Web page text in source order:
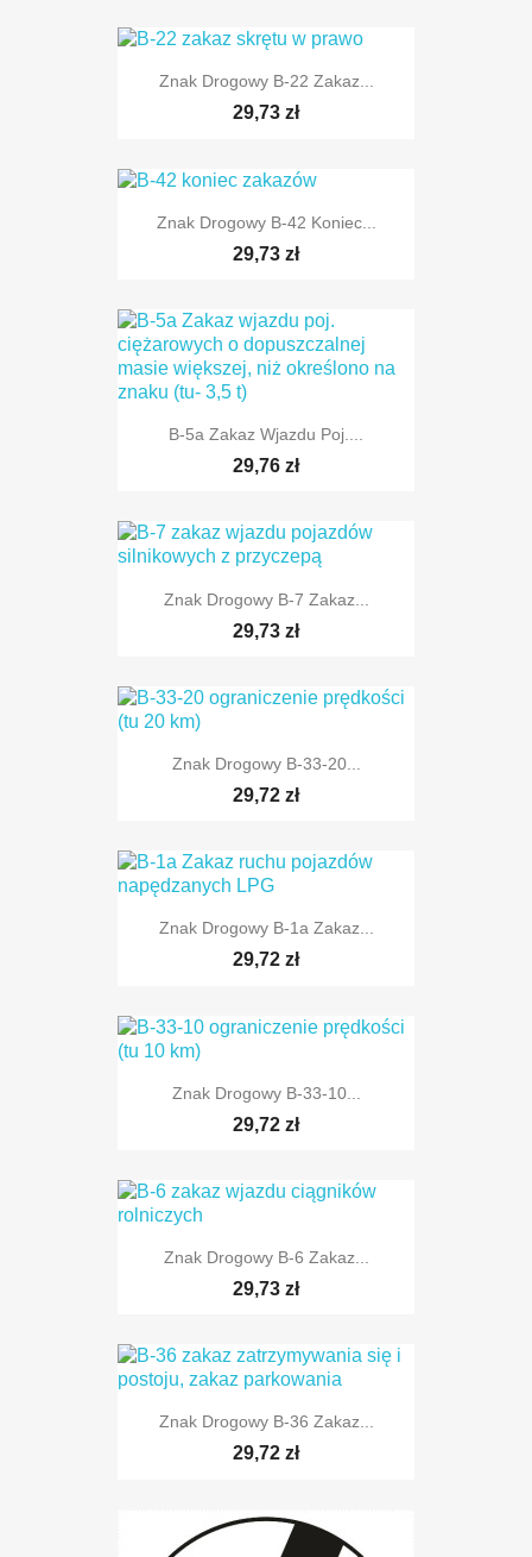
Znak Drogowy B-22 Zakaz...
29,73 zł
Znak Drogowy B-42 Koniec...
29,73 zł
TYLKO ONLINE
B-5a Zakaz Wjazdu Poj....
29,76 zł
Znak Drogowy B-7 Zakaz...
29,73 zł
TYLKO ONLINE
Znak Drogowy B-33-20...
29,72 zł
Znak Drogowy B-1a Zakaz...
29,72 zł
Znak Drogowy B-33-10...
29,72 zł
Znak Drogowy B-6 Zakaz...
29,73 zł
TYLKO ONLINE
Znak Drogowy B-36 Zakaz...
29,72 zł